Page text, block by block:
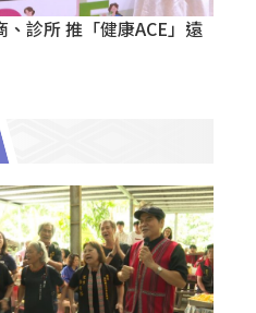
、診所 推「健康ACE」遠